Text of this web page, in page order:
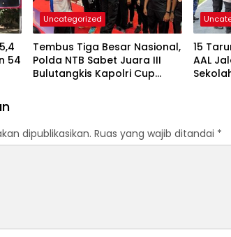
54
Uncategorized
Tembus Tiga Besar Nasional,
Polda NTB Sabet Juara III
Bulutangkis Kapolri Cup
15
AAL
dipublikasikan. Ruas yang wajib ditandai *